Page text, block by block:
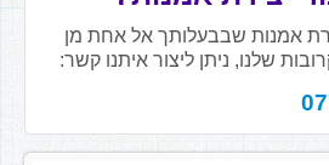
אמנות שבבעלותך אל אחת מן
שלנו, ניתן ליצור איתנו קשר: